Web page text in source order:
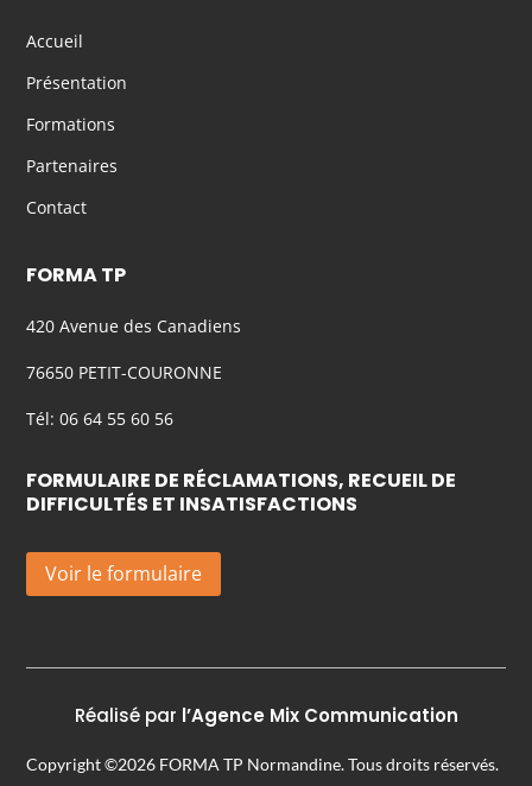
Accueil
Présentation
Formations
Partenaires
Contact
FORMA TP
420 Avenue des Canadiens
76650 PETIT-COURONNE
Tél: 06 64 55 60 56
FORMULAIRE DE RÉCLAMATIONS, RECUEIL DE
DIFFICULTÉS ET INSATISFACTIONS
Voir le formulaire
Réalisé par l’Agence Mix Communication
Copyright ©2026 FORMA TP Normandine. Tous droits réservés.